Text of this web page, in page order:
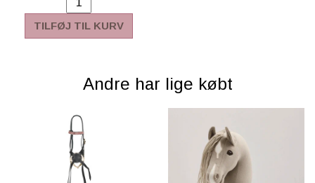
TILFØJ TIL KURV
Andre har lige købt